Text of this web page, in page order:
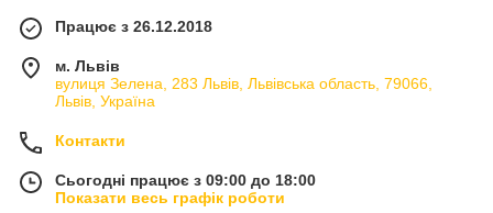
Працює з 26.12.2018
м. Львів
вулиця Зелена, 283 Львів, Львівська область, 79066,
Львів, Україна
Контакти
Сьогодні працює з 09:00 до 18:00
Показати весь графік роботи